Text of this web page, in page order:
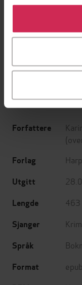
Klikk på «Godta
bruke cookies for
tilpasse ditt129,-
EBOK
Forfattere
Forlag
Utgitt
Lengde 463
Sjanger Krim
Språk
Format epub